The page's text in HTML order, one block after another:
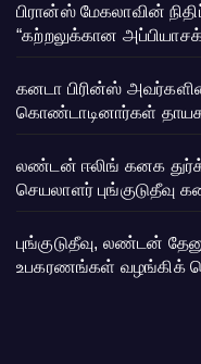
பிரான்ஸ் மேகலாவின்
“கற்றலுக்கான
கனடா பிரின்ஸ்
கொண்டாடினார்கள் தாயக
லண்டன் ஈலிங் கனக
செயலாளர் புங்குடுதீவு
புங்குடுதீவு, லண்டன்
உபகரணங்கள் வழங்கிக்